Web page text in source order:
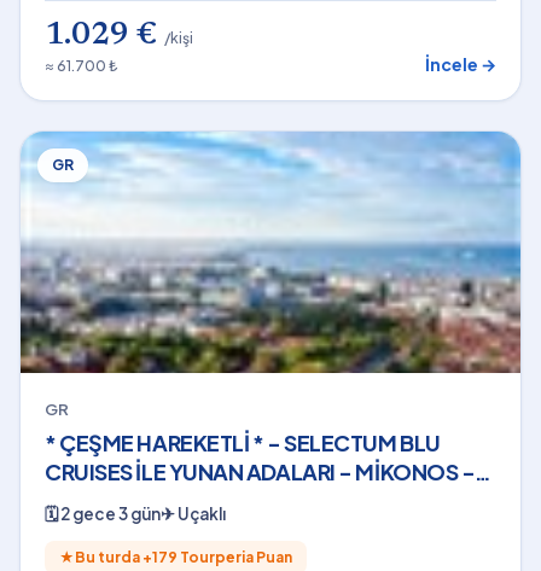
1.029 € /kişi
≈ 61.700 ₺
İncele →
GR
GR
* ÇEŞME HAREKETLİ * - SELECTUM BLU
CRUISES İLE YUNAN ADALARI - MİKONOS -
(2 GECE - 3 GÜN) - 2026
🗓2 gece 3 gün✈Uçaklı
★ Bu turda +179 Tourperia Puan